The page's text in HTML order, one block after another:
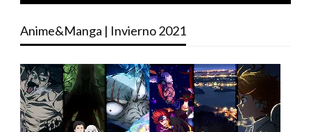
Anime&Manga | Invierno 2021